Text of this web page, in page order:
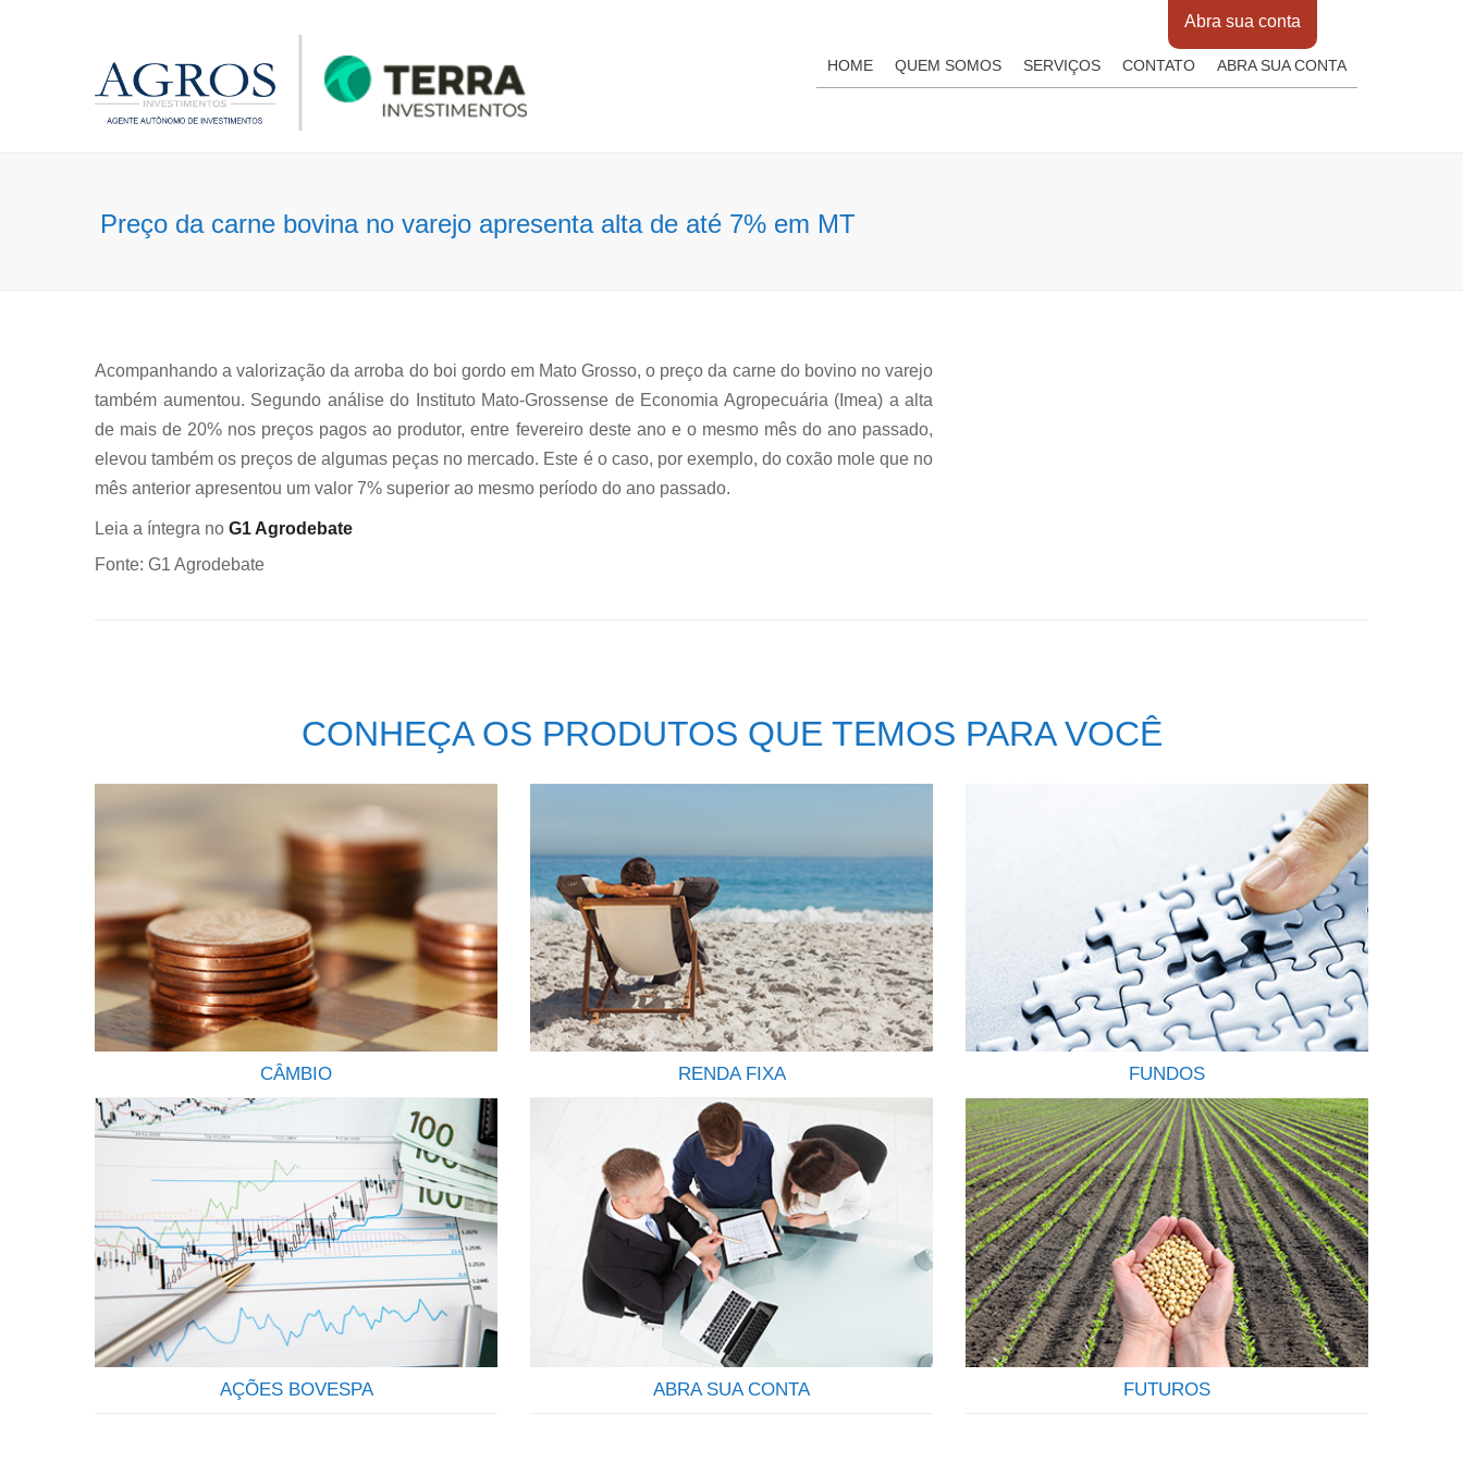
Abra sua conta
HOME QUEM SOMOS SERVIÇOS CONTATO ABRA SUA CONTA
Preço da carne bovina no varejo apresenta alta de até 7% em MT
Acompanhando a valorização da arroba do boi gordo em Mato Grosso, o preço da carne do bovino no varejo
também aumentou. Segundo análise do Instituto Mato-Grossense de Economia Agropecuária (Imea) a alta
de mais de 20% nos preços pagos ao produtor, entre fevereiro deste ano e o mesmo mês do ano passado,
elevou também os preços de algumas peças no mercado. Este é o caso, por exemplo, do coxão mole que no
mês anterior apresentou um valor 7% superior ao mesmo período do ano passado.
Leia a íntegra no G1 Agrodebate
Fonte: G1 Agrodebate
CONHEÇA OS PRODUTOS QUE TEMOS PARA VOCÊ
ENVIE E RECEBA ORDENS E PAGAMENTO
INTERNACIONAIS Envio de ordens e
recebimentos diversos do exterior de forma
transparente seja por pessoas físicas ou pessoas
jurídicas é um dos serviços que oferecemos a
nossos clientes. Somos uma empresa
especializada em pagamentos internacionais e no
recebimento de ordens do exterior destinadas a
correntistas de todos os bancos Brasileiros….
CÂMBIO
Todo investimento em renda fixa feito pela
corretora é registrado em nome do cliente
(CPF/CNPJ) junto a CETIP, o que garante
transparência e segurança. Todo cliente também
conta com a garantia do FGC (Fundo Garantidor
de Crédito) até R$ 250.000,00 por CPF, por
instituição financeira para os títulos de CDB, LCI,
LCA e LC. Contamos…
RENDA FIXA
OS FUNDOS DE INVESTIMENTOS SÃO
CONFIÁVEIS E RENTÁVEIS Os Fundos de
Investimentos funcionam como um condomínio
onde os investidores, conhecidos como cotistas,
investem suas economias no mercado financeiro e
de capitais, com o objetivo de rentabiliza-las
através da aquisição de uma carteira de títulos ou
valores mobiliários. Ao comprar cotas de
determinado fundo, os cotistas estarão…
FUNDOS
AÇÕES BOVESPA ABRA SUA CONTA FUTUROS